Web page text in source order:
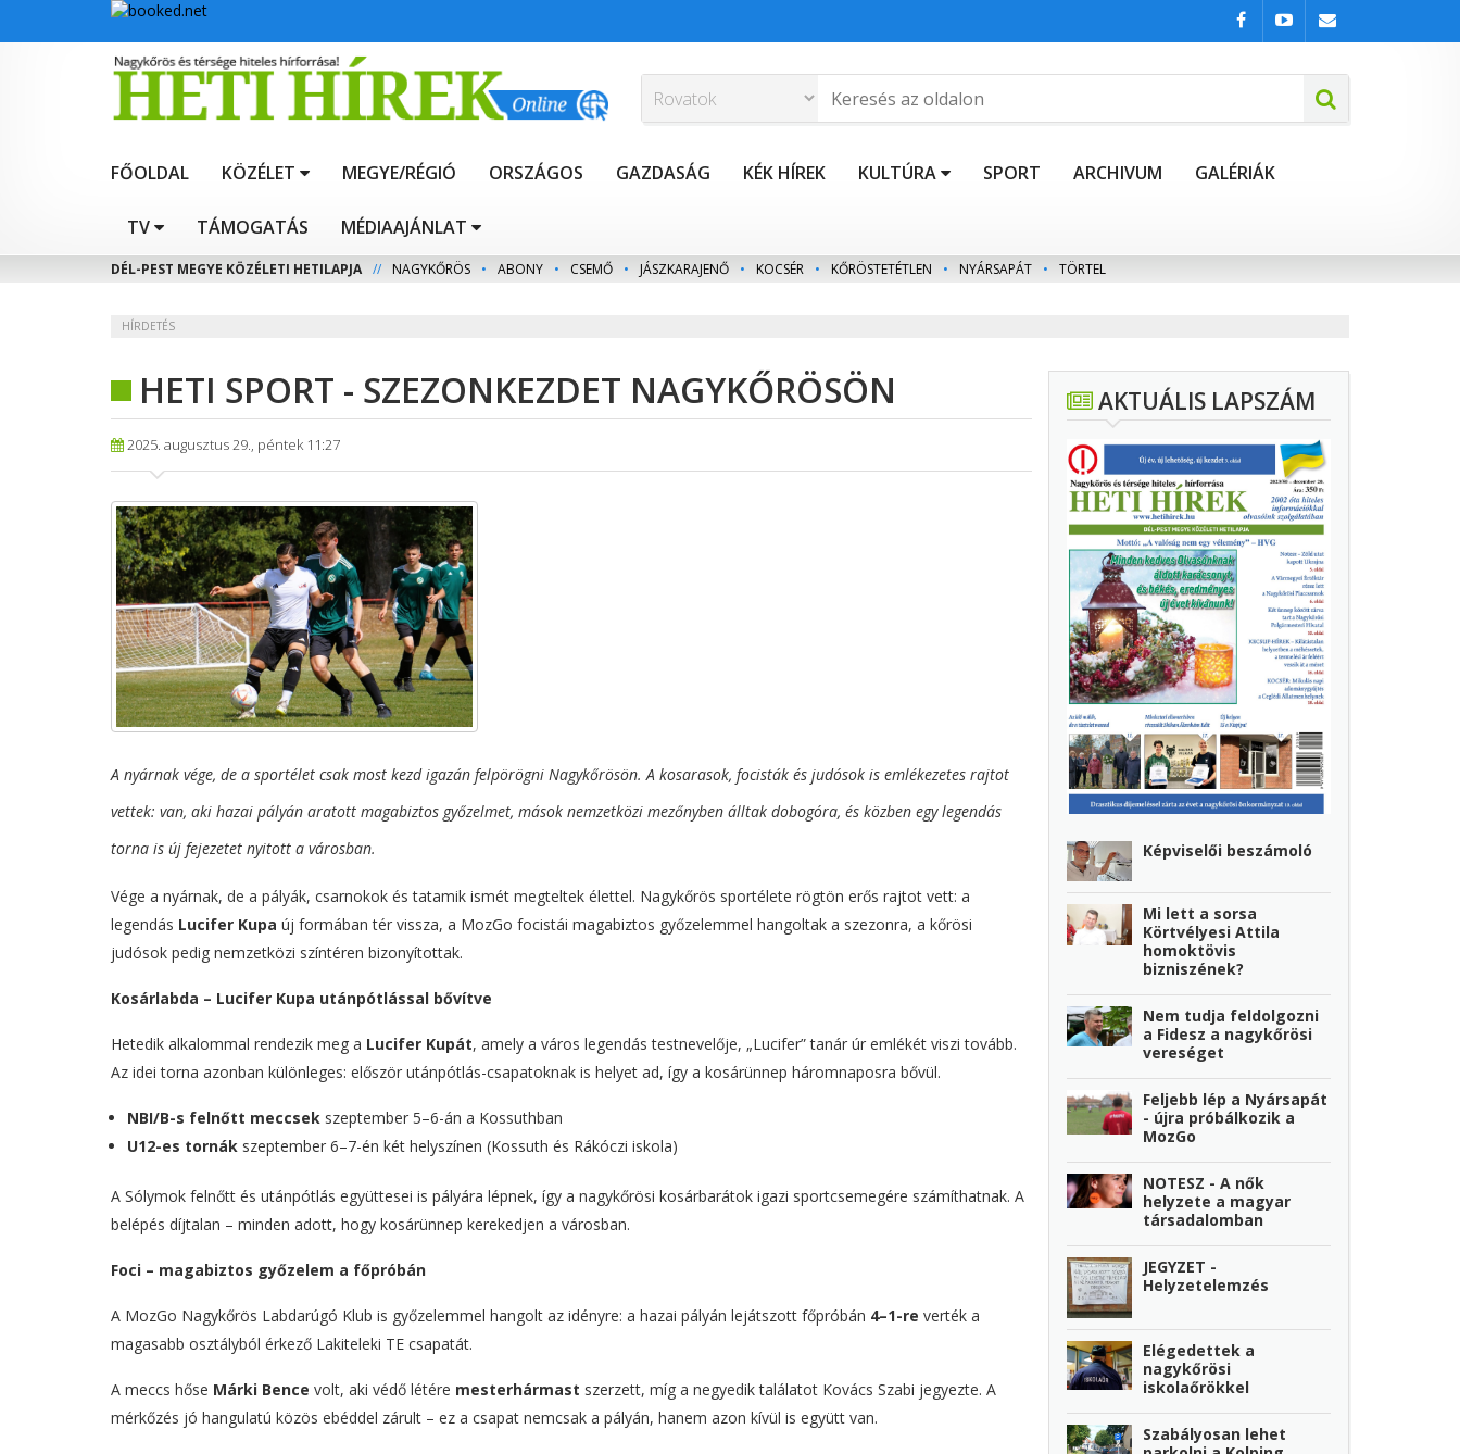
FŐOLDAL KÖZÉLET MEGYE/RÉGIÓ ORSZÁGOS GAZDASÁG KÉK HÍREK KULTÚRA SPORT ARCHIVUM GALÉRIÁK
TV TÁMOGATÁS MÉDIAAJÁNLAT
DÉL-PEST MEGYE KÖZÉLETI HETILAPJA // NAGYKŐRÖS • ABONY • CSEMŐ • JÁSZKARAJENŐ • KOCSÉR • KŐRÖSTETÉTLEN • NYÁRSAPÁT • TÖRTEL
HÍRDETÉS
HETI SPORT - SZEZONKEZDET NAGYKŐRÖSÖN
2025. augusztus 29., péntek 11:27
A nyárnak vége, de a sportélet csak most kezd igazán felpörögni Nagykőrösön. A kosarasok, focisták és judósok is emlékezetes rajtot
vettek: van, aki hazai pályán aratott magabiztos győzelmet, mások nemzetközi mezőnyben álltak dobogóra, és közben egy legendás
torna is új fejezetet nyitott a városban.
Vége a nyárnak, de a pályák, csarnokok és tatamik ismét megteltek élettel. Nagykőrös sportélete rögtön erős rajtot vett: a
legendás Lucifer Kupa új formában tér vissza, a MozGo focistái magabiztos győzelemmel hangoltak a szezonra, a kőrösi
judósok pedig nemzetközi színtéren bizonyítottak.
Kosárlabda – Lucifer Kupa utánpótlással bővítve
Hetedik alkalommal rendezik meg a Lucifer Kupát, amely a város legendás testnevelője, „Lucifer” tanár úr emlékét viszi tovább.
Az idei torna azonban különleges: először utánpótlás-csapatoknak is helyet ad, így a kosárünnep háromnaposra bővül.
NBI/B-s felnőtt meccsek szeptember 5–6-án a Kossuthban
U12-es tornák szeptember 6–7-én két helyszínen (Kossuth és Rákóczi iskola)
A Sólymok felnőtt és utánpótlás együttesei is pályára lépnek, így a nagykőrösi kosárbarátok igazi sportcsemegére számíthatnak. A
belépés díjtalan – minden adott, hogy kosárünnep kerekedjen a városban.
Foci – magabiztos győzelem a főpróbán
A MozGo Nagykőrös Labdarúgó Klub is győzelemmel hangolt az idényre: a hazai pályán lejátszott főpróbán 4–1-re verték a
magasabb osztályból érkező Lakiteleki TE csapatát.
A meccs hőse Márki Bence volt, aki védő létére mesterhármast szerzett, míg a negyedik találatot Kovács Szabi jegyezte. A
mérkőzés jó hangulatú közös ebéddel zárult – ez a csapat nemcsak a pályán, hanem azon kívül is együtt van.
AKTUÁLIS LAPSZÁM
Képviselői beszámoló
Mi lett a sorsa
Körtvélyesi Attila
homoktövis
bizniszének?
Nem tudja feldolgozni
a Fidesz a nagykőrösi
vereséget
Feljebb lép a Nyársapát
- újra próbálkozik a
MozGo
NOTESZ - A nők
helyzete a magyar
társadalomban
JEGYZET -
Helyzetelemzés
Elégedettek a
nagykőrösi
iskolaőrökkel
Szabályosan lehet